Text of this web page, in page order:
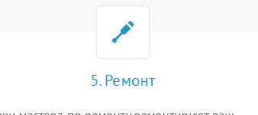
5. Ремонт